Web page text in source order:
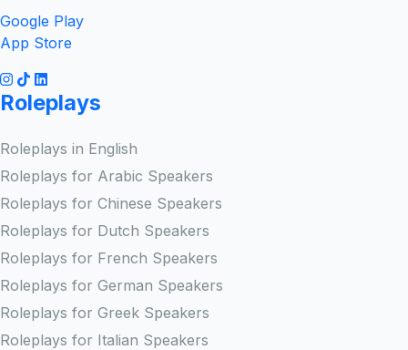
Google Play
App Store
Roleplays
Roleplays in English
Roleplays for Arabic Speakers
Roleplays for Chinese Speakers
Roleplays for Dutch Speakers
Roleplays for French Speakers
Roleplays for German Speakers
Roleplays for Greek Speakers
Roleplays for Italian Speakers